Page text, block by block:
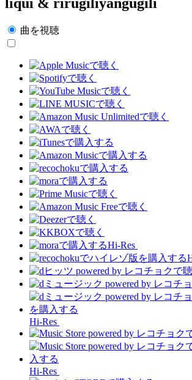
曲を視聴
Hi-Res
Hi-Res
Hi-Res